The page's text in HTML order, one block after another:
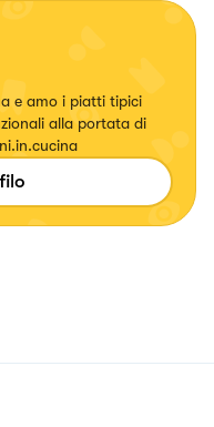
e amo i piatti tipici
di